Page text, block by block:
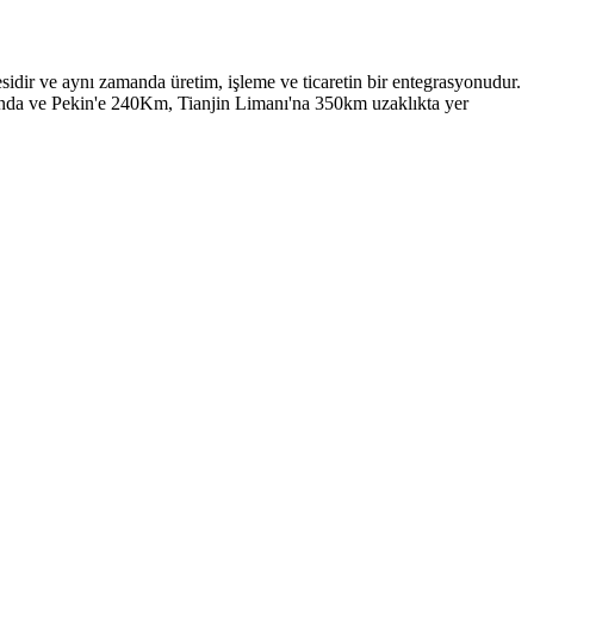
ve aynı zamanda üretim, işleme ve ticaretin bir entegrasyonudur.
ve Pekin'e 240Km, Tianjin Limanı'na 350km uzaklıkta yer